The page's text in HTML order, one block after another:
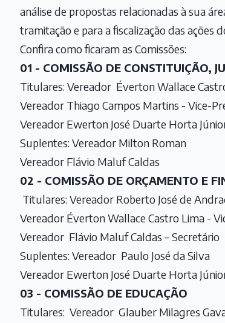
análise de propostas relacionadas à sua
tramitação e para a fiscalização das ações
Confira como ficaram as Comissões:
01 - COMISSÃO DE CONSTITUIÇÃO,
Titulares: Vereador Éverton Wallace
Vereador Thiago Campos Martins - Vice-
Vereador Ewerton José Duarte Horta
Suplentes: Vereador Milton Roman
Vereador Flávio Maluf Caldas
02 - COMISSÃO DE ORÇAMENTO E
Titulares: Vereador Roberto José de
Vereador Éverton Wallace Castro Lima -
Vereador Flávio Maluf Caldas – Secretário
Suplentes: Vereador Paulo José da Silva
Vereador Ewerton José Duarte Horta
03 - COMISSÃO DE EDUCAÇÃO
Titulares: Vereador Glauber Milagres